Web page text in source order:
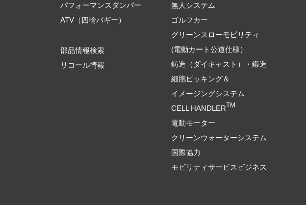
パフォーマンスダンパー
ATV（四輪バギー）
部品情報検索
リコール情報
無人システム
ゴルフカー
グリーンスローモビリティ
(電動カート公道仕様）
鋳造（ダイキャスト）・鍛造
細胞ピッキング＆
イメージングシステム
CELL HANDLERTM
電動モーター
クリーンウォーターシステム
国際協力
モビリティサービスビジネス